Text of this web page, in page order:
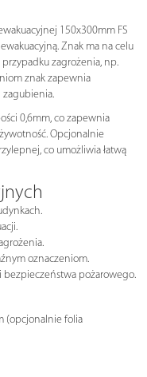
150x300mm FS
Znak ma na celu
zagrożenia, np.
znak zapewnia
zagubienia.
0,6mm, co zapewnia
Opcjonalnie
co umożliwia łatwą
oznaczeniom.
bezpieczeństwa pożarowego.
(opcjonalnie folia